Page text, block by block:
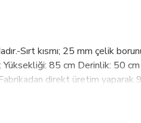
Sırt kısmı; 25 mm çelik
85 cm Derinlik: 50
direkt üretim yaparak